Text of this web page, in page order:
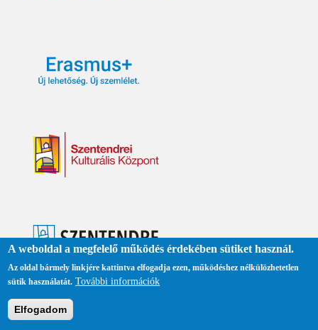
A weboldal a megfelelő működés érdekében sütiket használ.
Az oldal bármely linkjére kattintva elfogadja ezen, működéshez nélkülözhetetlen
sütik használatát. További információk
Elfogadom